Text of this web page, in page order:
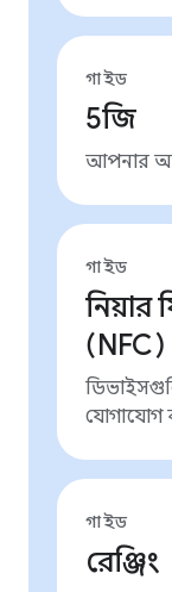
গাইড
5জি
আপনার
গাইড
নিয়ার
(NFC)
যোগাযোগ
গাইড
রেঞ্জিং